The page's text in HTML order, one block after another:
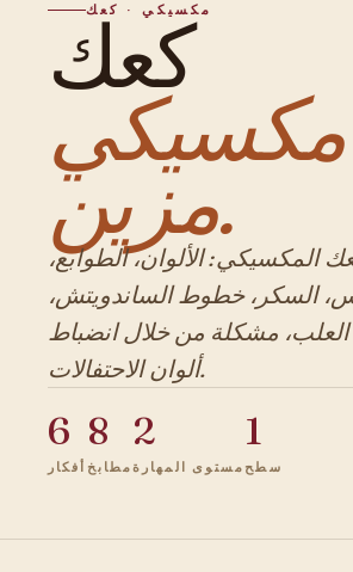
مكسيكي · كعك
كعك
مكسيكي
مزين.
المكسيكي: الألوان، الطوابع،
السكر، خطوط الساندويتش،
مشكلة من خلال انضباط
ألوان الاحتفالات.
6
أفكار
8
مطابخ
2
مستوى المهارة
1
سطح